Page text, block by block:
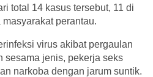
total 14 kasus tersebut, 11 di
perantau.
virus akibat pergaulan
sesama jenis, pekerja seks
narkoba dengan jarum suntik.